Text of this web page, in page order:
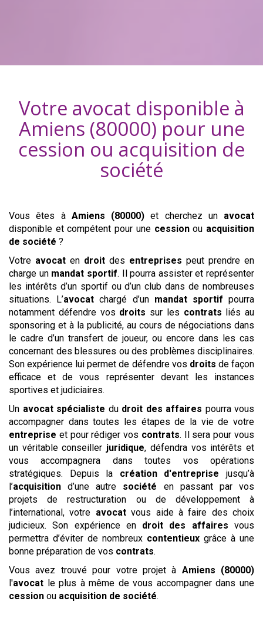
Votre avocat disponible à
Amiens (80000) pour une
cession ou acquisition de
société
Vous êtes à Amiens (80000) et cherchez un avocat
disponible et compétent pour une cessionou acquisition
de société ?
Votre avocat en droit des entreprises peut prendre en
charge un mandat sportif. Il pourra assister et représenter
les intérêts d’un sportif ou d’un club dans de nombreuses
situations. L’avocat chargé d’un mandat sportif pourra
notamment défendre vos droits sur les contrats liés au
sponsoring et à la publicité, au cours de négociations dans
le cadre d’un transfert de joueur, ou encore dans les cas
concernant des blessures ou des problèmes disciplinaires.
Son expérience lui permet de défendre vos droits de façon
efficace et de vous représenter devant les instances
sportives et judiciaires.
Un avocat spécialiste du droit des affaires pourra vous
accompagner dans toutes les étapes de la vie de votre
entreprise et pour rédiger vos contrats. Il sera pour vous
un véritable conseiller juridique, défendra vos intérêts et
vous accompagnera dans toutes vos opérations
stratégiques. Depuis la création d'entreprise jusqu’à
l’acquisition d’une autre société en passant par vos
projets de restructuration ou de développement à
l’international, votre avocatvous aide à faire des choix
judicieux. Son expérience en droit des affaires vous
permettra d’éviter de nombreux contentieux grâce à une
bonne préparation de vos contrats.
Vous avez trouvé pour votre projet à Amiens (80000)
l'avocat le plus à même de vous accompagner dans une
cession ou acquisition de société.